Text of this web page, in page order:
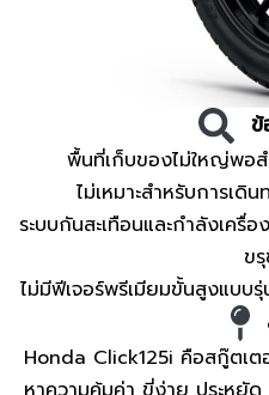
ข้
พื้นที่เก็บของไม่ใหญ่พอ
ไม่เหมาะสำหรับการเดิ
ระบบกันสะเทือนและกำลังเครื่
ขรุ
ไม่มีฟีเจอร์พรีเมียมขั้นสูงแบบ
Honda Click125i คือสกู๊ตเ